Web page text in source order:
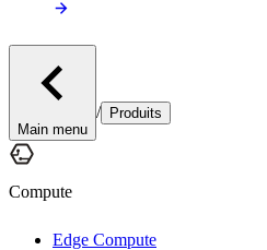
Main menu
/ Produits
Compute
Edge Compute